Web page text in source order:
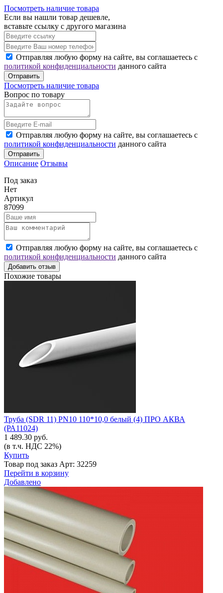
Посмотреть наличие товара
Если вы нашли товар дешевле,
вставьте ссылку с другого магазина
Отправляя любую форму на сайте, вы соглашаетесь с
политикой конфиденциальности данного сайта
Отправить
Посмотреть наличие товара
Вопрос по товару
Отправляя любую форму на сайте, вы соглашаетесь с
политикой конфиденциальности данного сайта
Отправить
Описание Отзывы
Под заказ
Нет
Артикул
87099
Отправляя любую форму на сайте, вы соглашаетесь с
политикой конфиденциальности данного сайта
Добавить отзыв
Похожие товары
Труба (SDR 11) PN10 110*10,0 белый (4) ПРО АКВА
(РА11024)
1 489.30 руб.
(в т.ч. НДС 22%)
Купить
Товар под заказ Арт: 32259
Перейти в корзину
Добавлено